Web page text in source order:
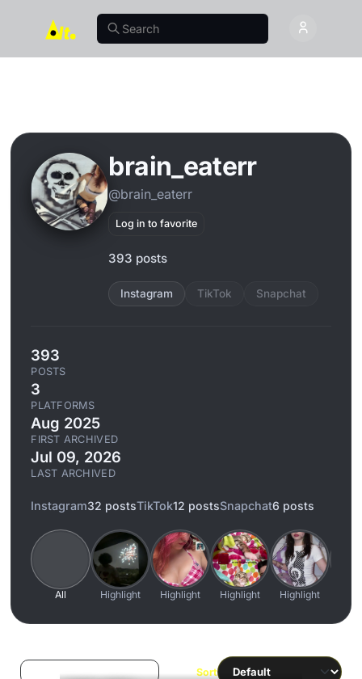
brain_eaterr
@brain_eaterr
Log in to favorite
393 posts
Instagram TikTok Snapchat
393
POSTS
3
PLATFORMS
Aug 2025
FIRST ARCHIVED
Jul 09, 2026
LAST ARCHIVED
Instagram32 postsTikTok12 postsSnapchat6 posts
All Highlight Highlight Highlight Highlight
Sort